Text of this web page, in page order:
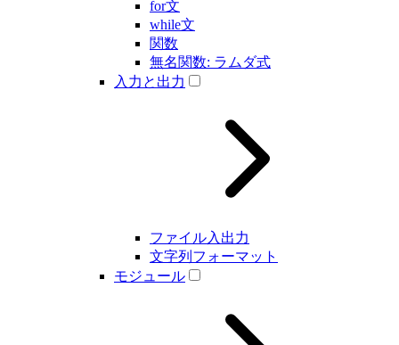
for文
while文
関数
無名関数: ラムダ式
入力と出力
ファイル入出力
文字列フォーマット
モジュール